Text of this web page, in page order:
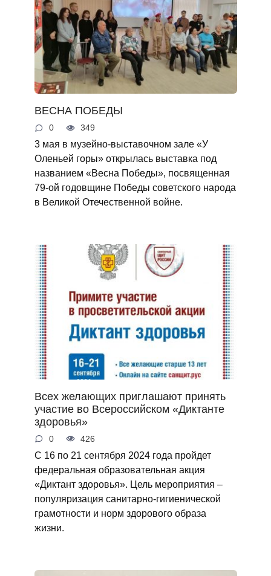
ВЕСНА ПОБЕДЫ
0 349
3 мая в музейно-выставочном зале «У
Оленьей горы» открылась выставка под
названием «Весна Победы», посвященная
79-ой годовщине Победы советского народа
в Великой Отечественной войне.
Всех желающих приглашают принять
участие во Всероссийском «Диктанте
здоровья»
0 426
С 16 по 21 сентября 2024 года пройдет
федеральная образовательная акция
«Диктант здоровья». Цель мероприятия –
популяризация санитарно-гигиенической
грамотности и норм здорового образа
жизни.